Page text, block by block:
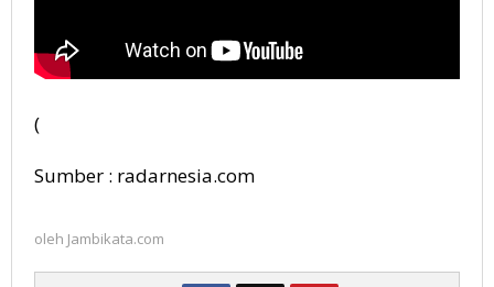
(
Sumber : radarnesia.com
oleh Jambikata.com